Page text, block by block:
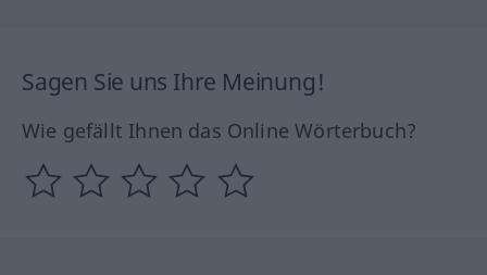
Sagen Sie uns Ihre Meinung!
Wie gefällt Ihnen das Online Wörterbuch?